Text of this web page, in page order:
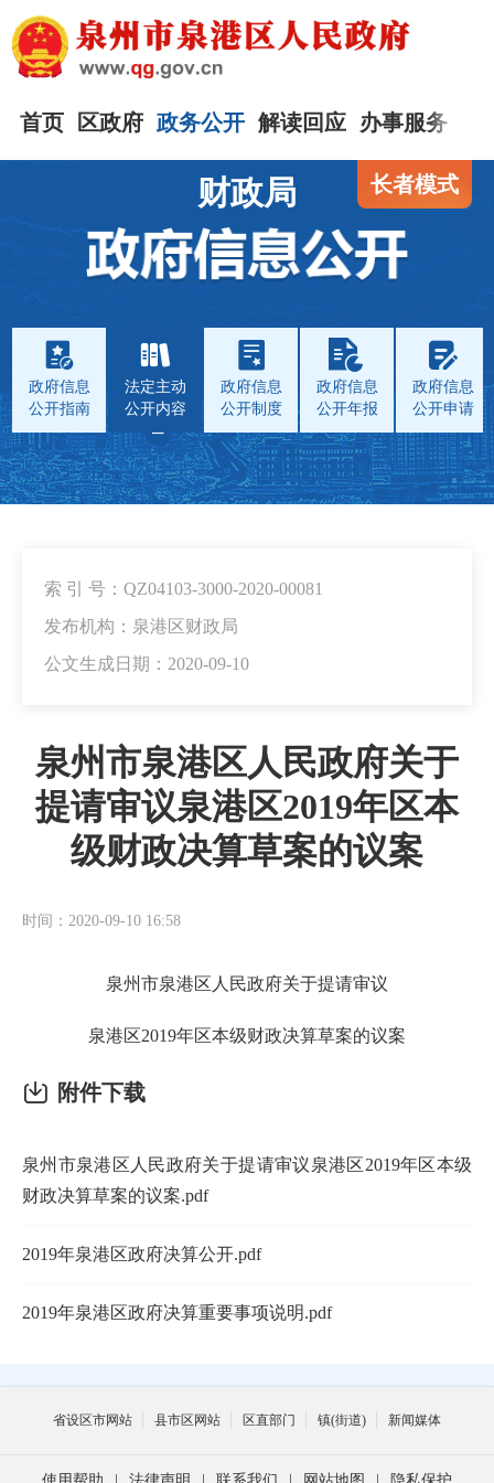
首页 区政府 政务公开 解读回应 办事服务
长者模式
财政局
政府信息
公开指南
法定主动
公开内容
政府信息
公开制度
政府信息
公开年报
政府信息
公开申请
索 引 号：QZ04103-3000-2020-00081
发布机构：泉港区财政局
公文生成日期：2020-09-10
泉州市泉港区人民政府关于
提请审议泉港区2019年区本
级财政决算草案的议案
时间：2020-09-10 16:58
泉州市泉港区人民政府关于提请审议
泉港区2019年区本级财政决算草案的议案
附件下载
泉州市泉港区人民政府关于提请审议泉港区2019年区本级
财政决算草案的议案.pdf
2019年泉港区政府决算公开.pdf
2019年泉港区政府决算重要事项说明.pdf
省设区市网站 县市区网站 区直部门 镇(街道) 新闻媒体